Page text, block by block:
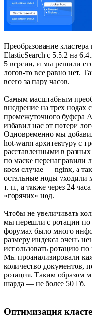
Преобразование
ElasticSearch с 5.5.2 на
5 версии, и мы решили
логов-то все равно нет.
всего за пару часов.
Самым масштабным
внедрение на трех нодах
промежуточного буфера
избавил нас от потери
Одновременно мы
hot-warm архитектуру с
расставленными в
по маске перенаправили
коем случае — nginx, а
остальные ноды
т. п., а также через 24
«горячих» нод.
Чтобы не увеличивать
мы перешли с ротации
форумах было много
размеру индекса очень
использовать ротацию по
Мы проанализировали
количество документов,
ротация. Таким образом
шарда — не более 50 Гб.
Оптимизация